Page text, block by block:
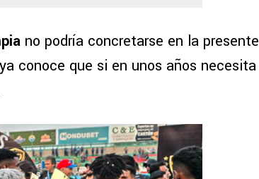
no podría concretarse en la presente
conoce que si en unos años necesita